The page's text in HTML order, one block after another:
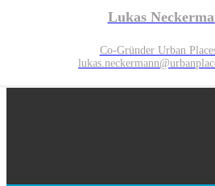
Lukas
Co-Gründer Urban